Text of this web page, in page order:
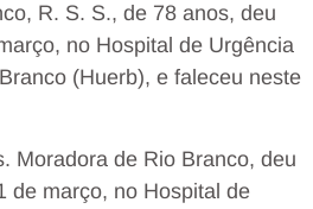
R. S. S., de 78 anos, deu
no Hospital de Urgência
(Huerb), e faleceu neste
Moradora de Rio Branco, deu
de março, no Hospital de